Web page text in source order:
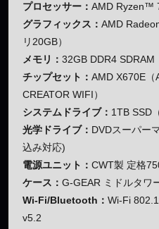
プロセッサー： AMD Ryzen™
グラフィックス： AMD
リ20GB）
メモリ： 32GB DDR4 SDRAM
チップセット： AMD X670E（
CREATOR WIFI）
システムドライブ： 1TB SSD
光学ドライブ： DVDスーパー
込み対応)
電源ユニット： CWT製 定格
ケース： G-GEAR ミドルタワ
Wi-Fi/Bluetooth： Wi-Fi
v5.2